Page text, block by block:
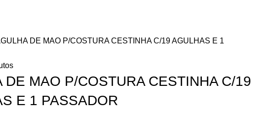
DE MAO P/COSTURA CESTINHA C/19 AGULHAS E 1
DE MAO P/COSTURA CESTINHA C/19
E 1 PASSADOR